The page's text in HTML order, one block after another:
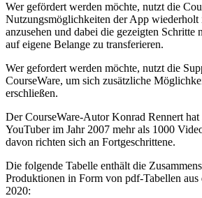
Wer gefördert werden möchte, nutzt die
Nutzungsmöglichkeiten der App
anzusehen und dabei die gezeigten Schritte
auf eigene Belange zu transferieren.
Wer gefordert werden möchte, nutzt die
CourseWare, um sich zusätzliche
erschließen.
Der CourseWare-Autor Konrad Rennert hat
YouTuber im Jahr 2007 mehr als 1000
davon richten sich an Fortgeschrittene.
Die folgende Tabelle enthält die
Produktionen in Form von pdf-Tabellen aus
2020: